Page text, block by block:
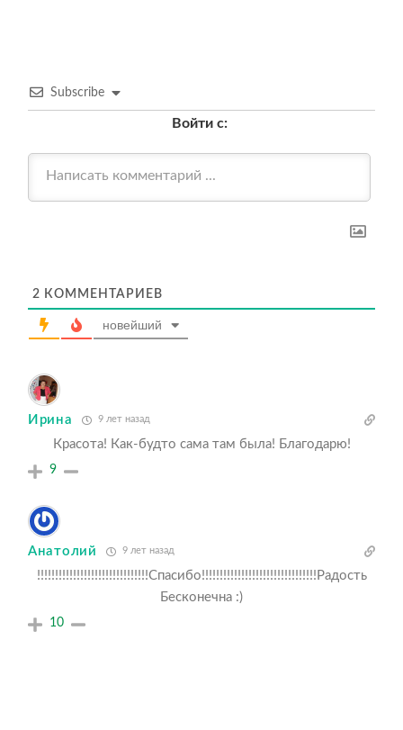
Subscribe
Войти с:
2 КОММЕНТАРИЕВ
новейший
Ирина 9 лет назад
Красота! Как-будто сама там была! Благодарю!
9
Анатолий 9 лет назад
!!!!!!!!!!!!!!!!!!!!!!!!!!!!!!!Спасибо!!!!!!!!!!!!!!!!!!!!!!!!!!!!!!!!Радость
Бесконечна :)
10